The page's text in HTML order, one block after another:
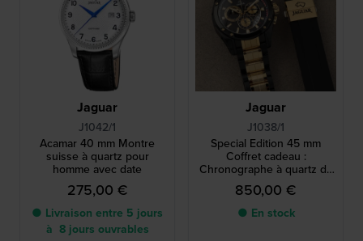
Jaguar
J1042/1
Acamar 40 mm Montre
suisse à quartz pour
homme avec date
275,00 €
● Livraison entre 5 jours
à 8 jours ouvrables
Jaguar
J1038/1
Special Edition 45 mm
Coffret cadeau :
Chronographe à quartz de
fabrication suisse avec
bracelet en caoutchouc
supplémentaire
850,00 €
● En stock